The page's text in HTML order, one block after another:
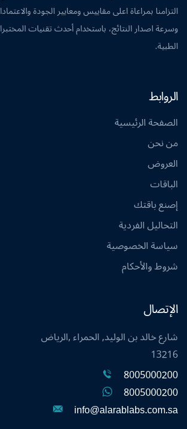
التزامنا بمراعاة اعلى مقاييس ومعايير الجودة والاعتمادات
وسرعة اصدار النتائج، باستخدام أحدث تقنيات المختبرات
الطبية.
الروابط
الصفحة الرئيسية
من نحن
العروض
الباقات
إصنع باقتك
التحاليل الفردية
سياسة الخصوصية
شروط والأحكام
الإتصال
شارع خالد بن الوليد, الحمراء ,الرياض
13216
8005000200
8005000200
info@alarablabs.com.sa